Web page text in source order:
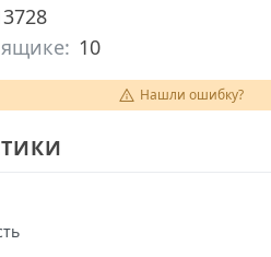
10
Нашли ошибку?